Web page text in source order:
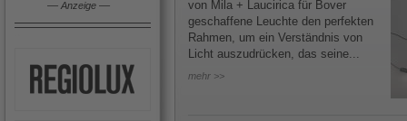
–– Anzeige ––
von Mila + Laucirica für Bover
geschaffene Leuchte den perfekten
Rahmen, um ein Verständnis von
Licht auszudrücken, das seine...
mehr >>